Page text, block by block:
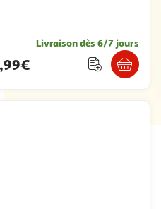
Livraison dès 6/7 jours